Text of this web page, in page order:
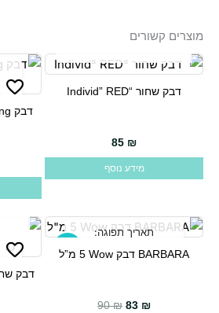
מוצרים קשורים
אזל מן המלאי
דבק שחור “Individ” RED
85 ₪
מידע נוסף
המחיר המקורי היה: 85 ₪. המחיר הנוכחי הוא: 79 ₪.
תאריך תפוגה:
01.12.2026BARBARA דבק Wow ‏5 מ”ל
90₪ 83 ₪